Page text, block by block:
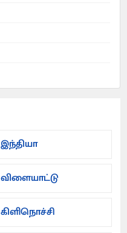
இந்தியா
விளையாட்டு
கிளிநொச்சி